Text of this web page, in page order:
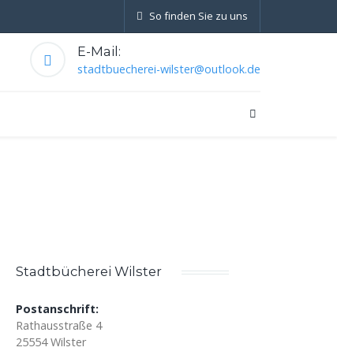
So finden Sie zu uns
E-Mail:
stadtbuecherei-wilster@outlook.de
Stadtbücherei Wilster
Postanschrift:
Rathausstraße 4
25554 Wilster